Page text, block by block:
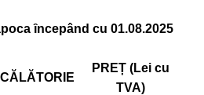
ȋncepând cu 01.08.2025
PREȚ (Lei cu
TVA)